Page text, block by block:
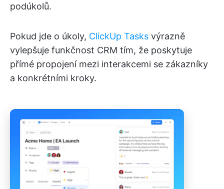
podúkolů.
Pokud jde o úkoly, ClickUp Tasks výrazně
vylepšuje funkčnost CRM tím, že poskytuje
přímé propojení mezi interakcemi se zákazníky
a konkrétními kroky.